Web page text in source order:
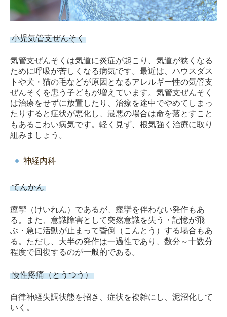
小児気管支ぜんそく
気管支ぜんそくは気道に炎症が起こり、気道が狭くなる
ために呼吸が苦しくなる病気です。最近は、ハウスダス
トや犬・猫の毛などが原因となるアレルギー性の気管支
ぜんそくを患う子どもが増えています。気管支ぜんそく
は治療をせずに放置したり、治療を途中でやめてしまっ
たりすると症状が悪化し、最悪の場合は命を落とすこと
もあるこわい病気です。軽く見ず、根気強く治療に取り
組みましょう。
神経内科
てんかん
痙攣（けいれん）であるが、痙攣を伴わない発作もあ
る。また、意識障害として突然意識を失う・記憶が飛
ぶ・急に活動が止まって昏倒（こんとう）する場合もあ
る。ただし、大半の発作は一過性であり、数分～十数分
程度で回復するのが一般的である。
慢性疼痛（とうつう）
自律神経失調状態を招き、症状を複雑にし、泥沼化して
いく。